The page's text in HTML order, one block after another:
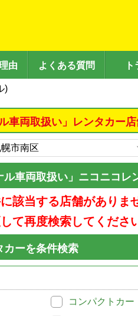
由 よくある質問
)
車両取扱い」レンタカー店
車両取扱い」ニコニコレ
該当する店舗がありま
て再度検索してくださ
カーを条件検索
コンパクトカー